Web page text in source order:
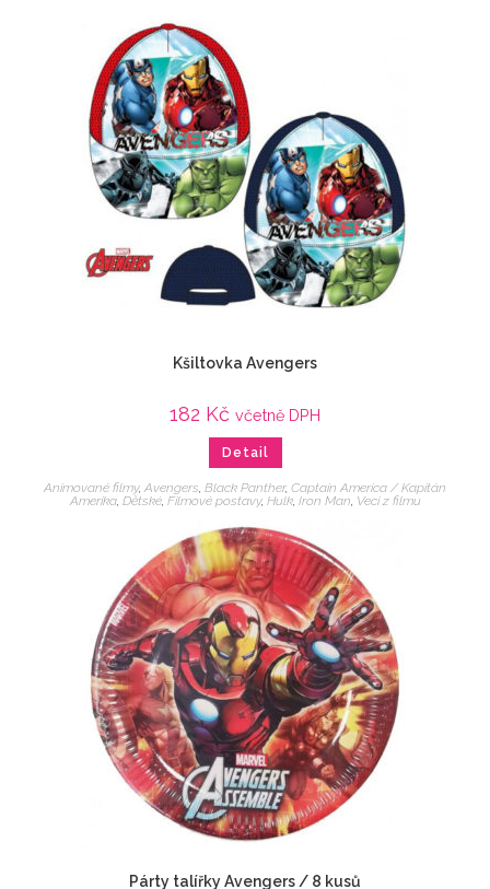
Kšiltovka Avengers
182 Kč včetně DPH
Detail
Animované filmy, Avengers Black Panther, Captain America / Kapitán
Amerika, Dětské, Filmové postavy, Hulk, Iron Man Veci z filmu
Párty talířky Avengers / 8 kusů